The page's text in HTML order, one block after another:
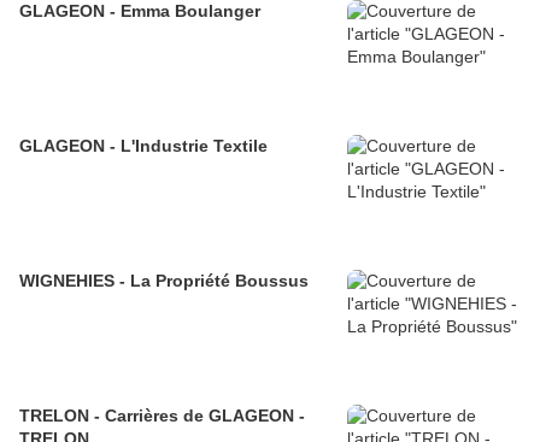
GLAGEON - Emma Boulanger
GLAGEON - L'Industrie Textile
WIGNEHIES - La Propriété Boussus
TRELON - Carrières de GLAGEON -